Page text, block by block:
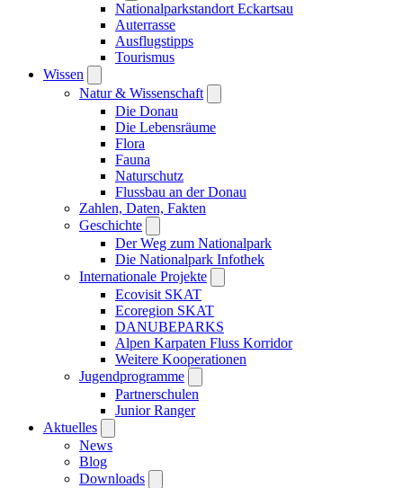
Nationalparkstandort Eckartsau
Auterrasse
Ausflugstipps
Tourismus
Wissen
Natur & Wissenschaft
Die Donau
Die Lebensräume
Flora
Fauna
Naturschutz
Flussbau an der Donau
Zahlen, Daten, Fakten
Geschichte
Der Weg zum Nationalpark
Die Nationalpark Infothek
Internationale Projekte
Ecovisit SKAT
Ecoregion SKAT
DANUBEPARKS
Alpen Karpaten Fluss Korridor
Weitere Kooperationen
Jugendprogramme
Partnerschulen
Junior Ranger
Aktuelles
News
Blog
Downloads